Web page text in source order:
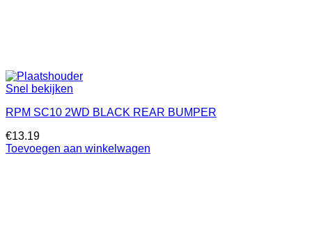
Snel bekijken
RPM SC10 2WD BLACK REAR BUMPER
€13.19
Toevoegen aan winkelwagen